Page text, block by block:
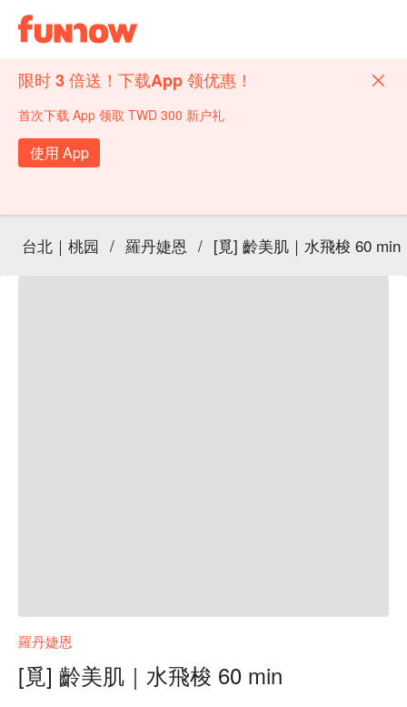
限时 3 倍送！下载App 领优惠！
首次下载 App 领取 TWD 300 新户礼
使用 App
台北｜桃园 / 羅丹婕恩 / [覓] 齡美肌｜水飛梭 60 min
羅丹婕恩
[覓] 齡美肌｜水飛梭 60 min